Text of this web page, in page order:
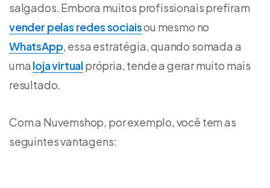
salgados. Embora muitos profissionais prefiram
vender pelas redes sociaisou mesmo no
WhatsApp, essa estratégia, quando somada a
uma loja virtualprópria, tende a gerar muito mais
resultado.
Com a Nuvemshop, por exemplo, você tem as
seguintes vantagens: